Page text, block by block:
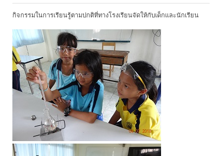
กิจกรรมในการเรียนรู้ตามปกติที่ทางโรงเรียนจัดให้กับเด็กและนักเรียน